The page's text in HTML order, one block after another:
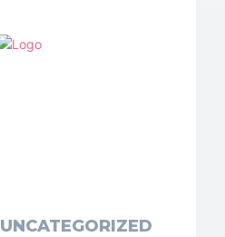
UNCATEGORIZED